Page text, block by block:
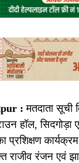
: मतदाता
हॉल,
प्रशिक्षण
राजीव रंजन एवं